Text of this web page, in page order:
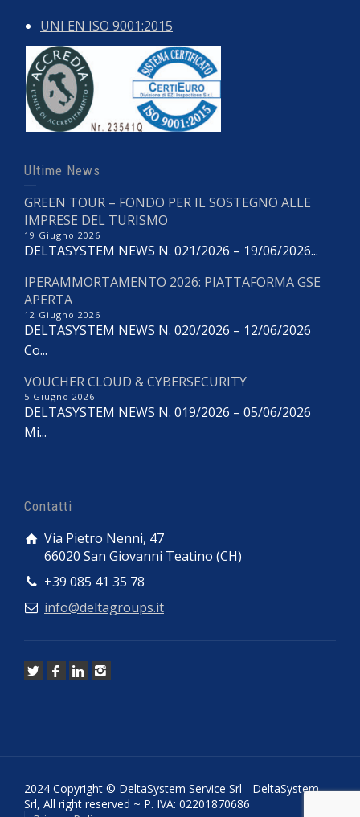
UNI EN ISO 9001:2015
Ultime News
GREEN TOUR – FONDO PER IL SOSTEGNO ALLE
IMPRESE DEL TURISMO
19 Giugno 2026
DELTASYSTEM NEWS N. 021/2026 – 19/06/2026...
IPERAMMORTAMENTO 2026: PIATTAFORMA GSE
APERTA
12 Giugno 2026
DELTASYSTEM NEWS N. 020/2026 – 12/06/2026
Co...
VOUCHER CLOUD & CYBERSECURITY
5 Giugno 2026
DELTASYSTEM NEWS N. 019/2026 – 05/06/2026
Mi...
Contatti
Via Pietro Nenni, 47
66020 San Giovanni Teatino (CH)
+39 085 41 35 78
info@deltagroups.it
2024 Copyright © DeltaSystem Service Srl - DeltaSystem
Srl, All right reserved ~ P. IVA: 02201870686